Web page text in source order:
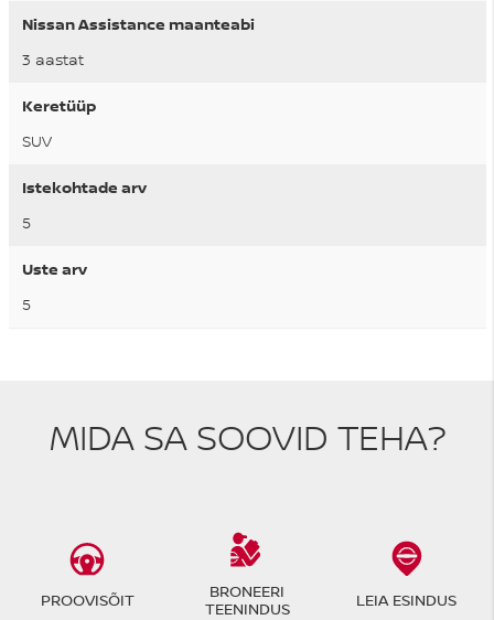
Nissan Assistance maanteabi
3 aastat
Keretüüp
SUV
Istekohtade arv
5
Uste arv
5
MIDA SA SOOVID TEHA?
PROOVISÕIT
BRONEERI
TEENINDUS
LEIA ESINDUS